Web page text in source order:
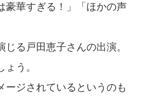
豪華すぎる！」「ほかの声
る戸田恵子さんの出演。
う。
ージされているというのも